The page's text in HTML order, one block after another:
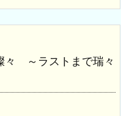
々 ～ラストまで瑞々